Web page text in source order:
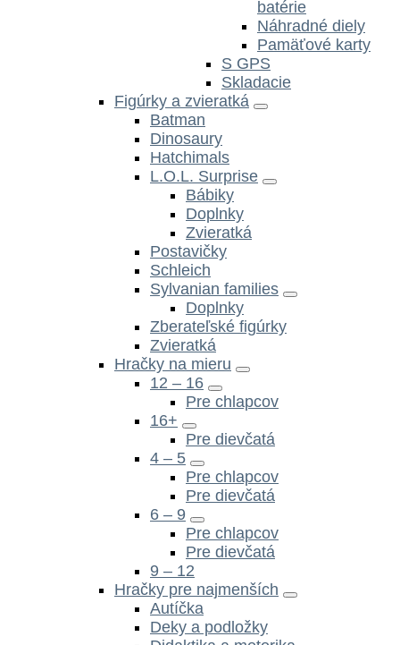
batérie
Náhradné diely
Pamäťové karty
S GPS
Skladacie
Figúrky a zvieratká
Batman
Dinosaury
Hatchimals
L.O.L. Surprise
Bábiky
Doplnky
Zvieratká
Postavičky
Schleich
Sylvanian families
Doplnky
Zberateľské figúrky
Zvieratká
Hračky na mieru
12 – 16
Pre chlapcov
16+
Pre dievčatá
4 – 5
Pre chlapcov
Pre dievčatá
6 – 9
Pre chlapcov
Pre dievčatá
9 – 12
Hračky pre najmenších
Autíčka
Deky a podložky